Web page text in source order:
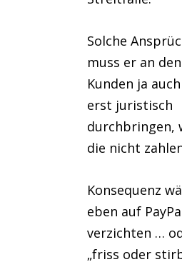
Solche
muss er an den
Kunden ja
erst juristisch
durchbringen,
die nicht
Konsequenz
eben auf
verzichten …
„friss oder